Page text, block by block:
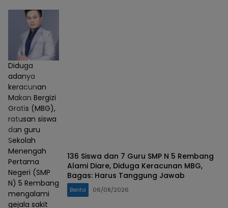
Diduga
adanya
keracunan
Makan Bergizi
Gratis (MBG),
ratusan siswa
dan guru
Sekolah
Menengah
Pertama
Negeri (SMP
N) 5 Rembang
mengalami
gejala sakit
136 Siswa dan 7 Guru SMP N 5 Rembang
Alami Diare, Diduga Keracunan MBG,
Bagas: Harus Tanggung Jawab
Berita 06/08/2026